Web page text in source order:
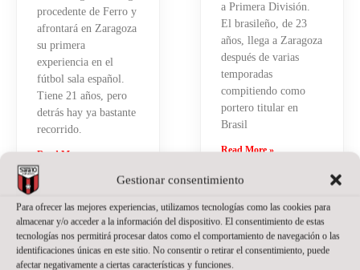
Gestionar consentimiento
Para ofrecer las mejores experiencias, utilizamos tecnologías como las cookies para
almacenar y/o acceder a la información del dispositivo. El consentimiento de estas
tecnologías nos permitirá procesar datos como el comportamiento de navegación o las
identificaciones únicas en este sitio. No consentir o retirar el consentimiento, puede
afectar negativamente a ciertas características y funciones.
procedente de Ferro y
afrontará en Zaragoza
su primera
experiencia en el
fútbol sala español.
Tiene 21 años, pero
detrás hay ya bastante
recorrido.
Read More »
a Primera División.
El brasileño, de 23
años, llega a Zaragoza
después de varias
temporadas
compitiendo como
portero titular en
Brasil
Read More »